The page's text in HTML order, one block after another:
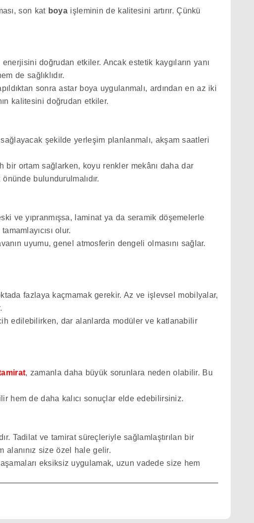
son kat boya işleminin de kalitesini artırır. Çünkü
doğrudan etkiler. Ancak estetik kaygıların yanı
de sağlıklıdır.
sonra astar boya uygulanmalı, ardından en az iki
kalitesini doğrudan etkiler.
sağlayacak şekilde yerleşim planlanmalı, akşam saatleri
bir ortam sağlarken, koyu renkler mekânı daha dar
bulundurulmalıdır.
ve yıpranmışsa, laminat ya da seramik döşemelerle
olur.
uyumu, genel atmosferin dengeli olmasını sağlar.
fazlaya kaçmamak gerekir. Az ve işlevsel mobilyalar,
edilebilirken, dar alanlarda modüler ve katlanabilir
, zamanla daha büyük sorunlara neden olabilir. Bu
hem de daha kalıcı sonuçlar elde edebilirsiniz.
Tadilat ve tamirat süreçleriyle sağlamlaştırılan bir
size özel hale gelir.
eksiksiz uygulamak, uzun vadede size hem